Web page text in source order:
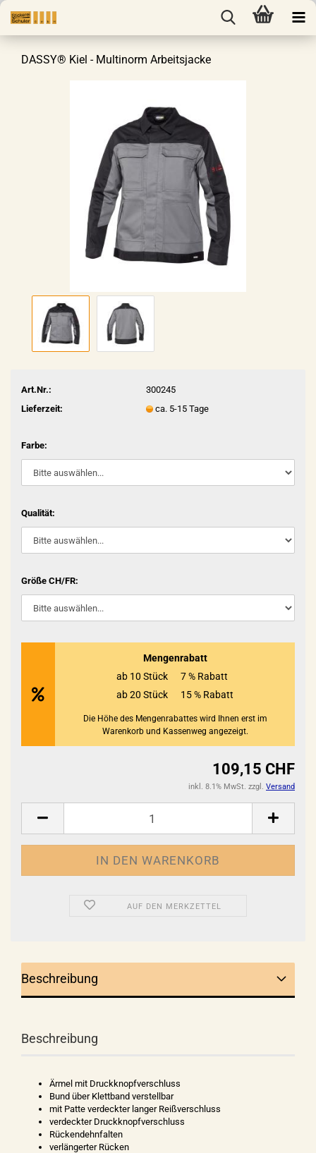
DASSY® Kiel - Multinorm Arbeitsjacke
Art.Nr.:
300245
Lieferzeit:
ca. 5-15 Tage
Farbe:
Qualität:
Größe CH/FR:
Mengenrabatt
ab 10 Stück
7 % Rabatt
ab 20 Stück
15 % Rabatt
Die Höhe des Mengenrabattes wird Ihnen erst im
Warenkorb und Kassenweg angezeigt.
109,15 CHF
inkl. 8.1% MwSt. zzgl. Versand
AUF DEN MERKZETTEL
Beschreibung
Beschreibung
Ärmel mit Druckknopfverschluss
Bund über Klettband verstellbar
mit Patte verdeckter langer Reißverschluss
verdeckter Druckknopfverschluss
Rückendehnfalten
verlängerter Rücken